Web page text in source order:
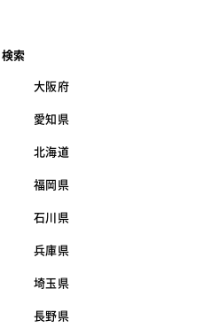
索
大阪府
愛知県
北海道
福岡県
石川県
兵庫県
埼玉県
長野県